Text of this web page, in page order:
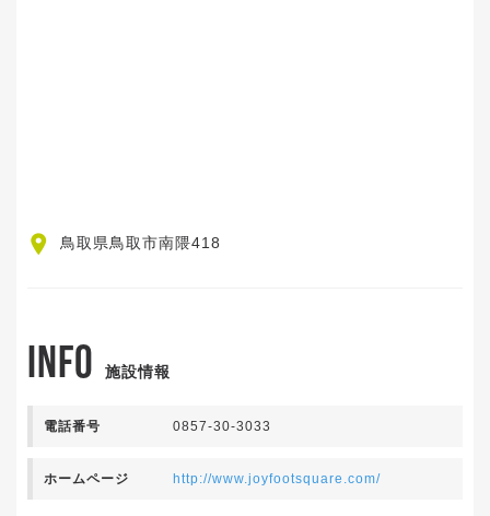
鳥取県鳥取市南隈418
INFO 施設情報
電話番号 0857-30-3033
ホームページ http://www.joyfootsquare.com/